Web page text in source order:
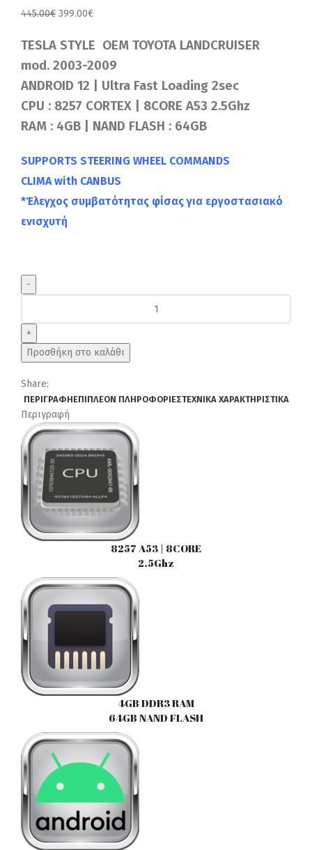
445.00€ Original
was:
445.00€.
399.00€Η
τιμή
είναι:
TESLA STYLE OEM TOYOTA LANDCRUISER
mod. 2003-2009
ANDROID 12 | Ultra Fast Loading 2sec
CPU : 8257 CORTEX | 8CORE A53 2.5Ghz
RAM : 4GB | NAND FLASH : 64GB
SUPPORTS STEERING WHEEL COMMANDS
CLIMA with CANBUS
*Έλεγχος συμβατότητας φίσας για εργοστασιακό
ενισχυτή
BXD
6982_CPA
TESLA
STYLE
TOYOTA
LANDCRUISER
mod.
2003-
2009
ποσότητα
Προσθήκη στο καλάθι
Share:
ΠΕΡΙΓΡΑΦΉΕΠΙΠΛΈΟΝ ΠΛΗΡΟΦΟΡΊΕΣΤΕΧΝΙΚΆ ΧΑΡΑΚΤΗΡΙΣΤΙΚΆ
Περιγραφή
8257 A53 | 8CORE
2.5Ghz
4GB DDR3 RAM
64GB NAND FLASH